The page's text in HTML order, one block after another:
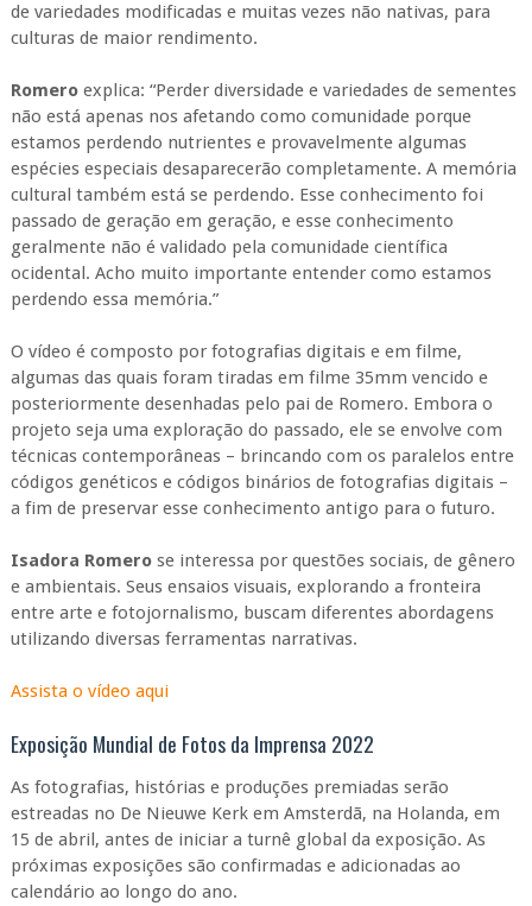
de variedades modificadas e muitas vezes não nativas, para
culturas de maior rendimento.
Romero explica: “Perder diversidade e variedades de sementes
não está apenas nos afetando como comunidade porque
estamos perdendo nutrientes e provavelmente algumas
espécies especiais desaparecerão completamente. A memória
cultural também está se perdendo. Esse conhecimento foi
passado de geração em geração, e esse conhecimento
geralmente não é validado pela comunidade científica
ocidental. Acho muito importante entender como estamos
perdendo essa memória.”
O vídeo é composto por fotografias digitais e em filme,
algumas das quais foram tiradas em filme 35mm vencido e
posteriormente desenhadas pelo pai de Romero. Embora o
projeto seja uma exploração do passado, ele se envolve com
técnicas contemporâneas – brincando com os paralelos entre
códigos genéticos e códigos binários de fotografias digitais –
a fim de preservar esse conhecimento antigo para o futuro.
Isadora Romerose interessa por questões sociais, de gênero
e ambientais. Seus ensaios visuais, explorando a fronteira
entre arte e fotojornalismo, buscam diferentes abordagens
utilizando diversas ferramentas narrativas.
Assista o vídeo aqui
Exposição Mundial de Fotos da Imprensa 2022
As fotografias, histórias e produções premiadas serão
estreadas no De Nieuwe Kerk em Amsterdã, na Holanda, em
15 de abril, antes de iniciar a turnê global da exposição. As
próximas exposições são confirmadas e adicionadas ao
calendário ao longo do ano.